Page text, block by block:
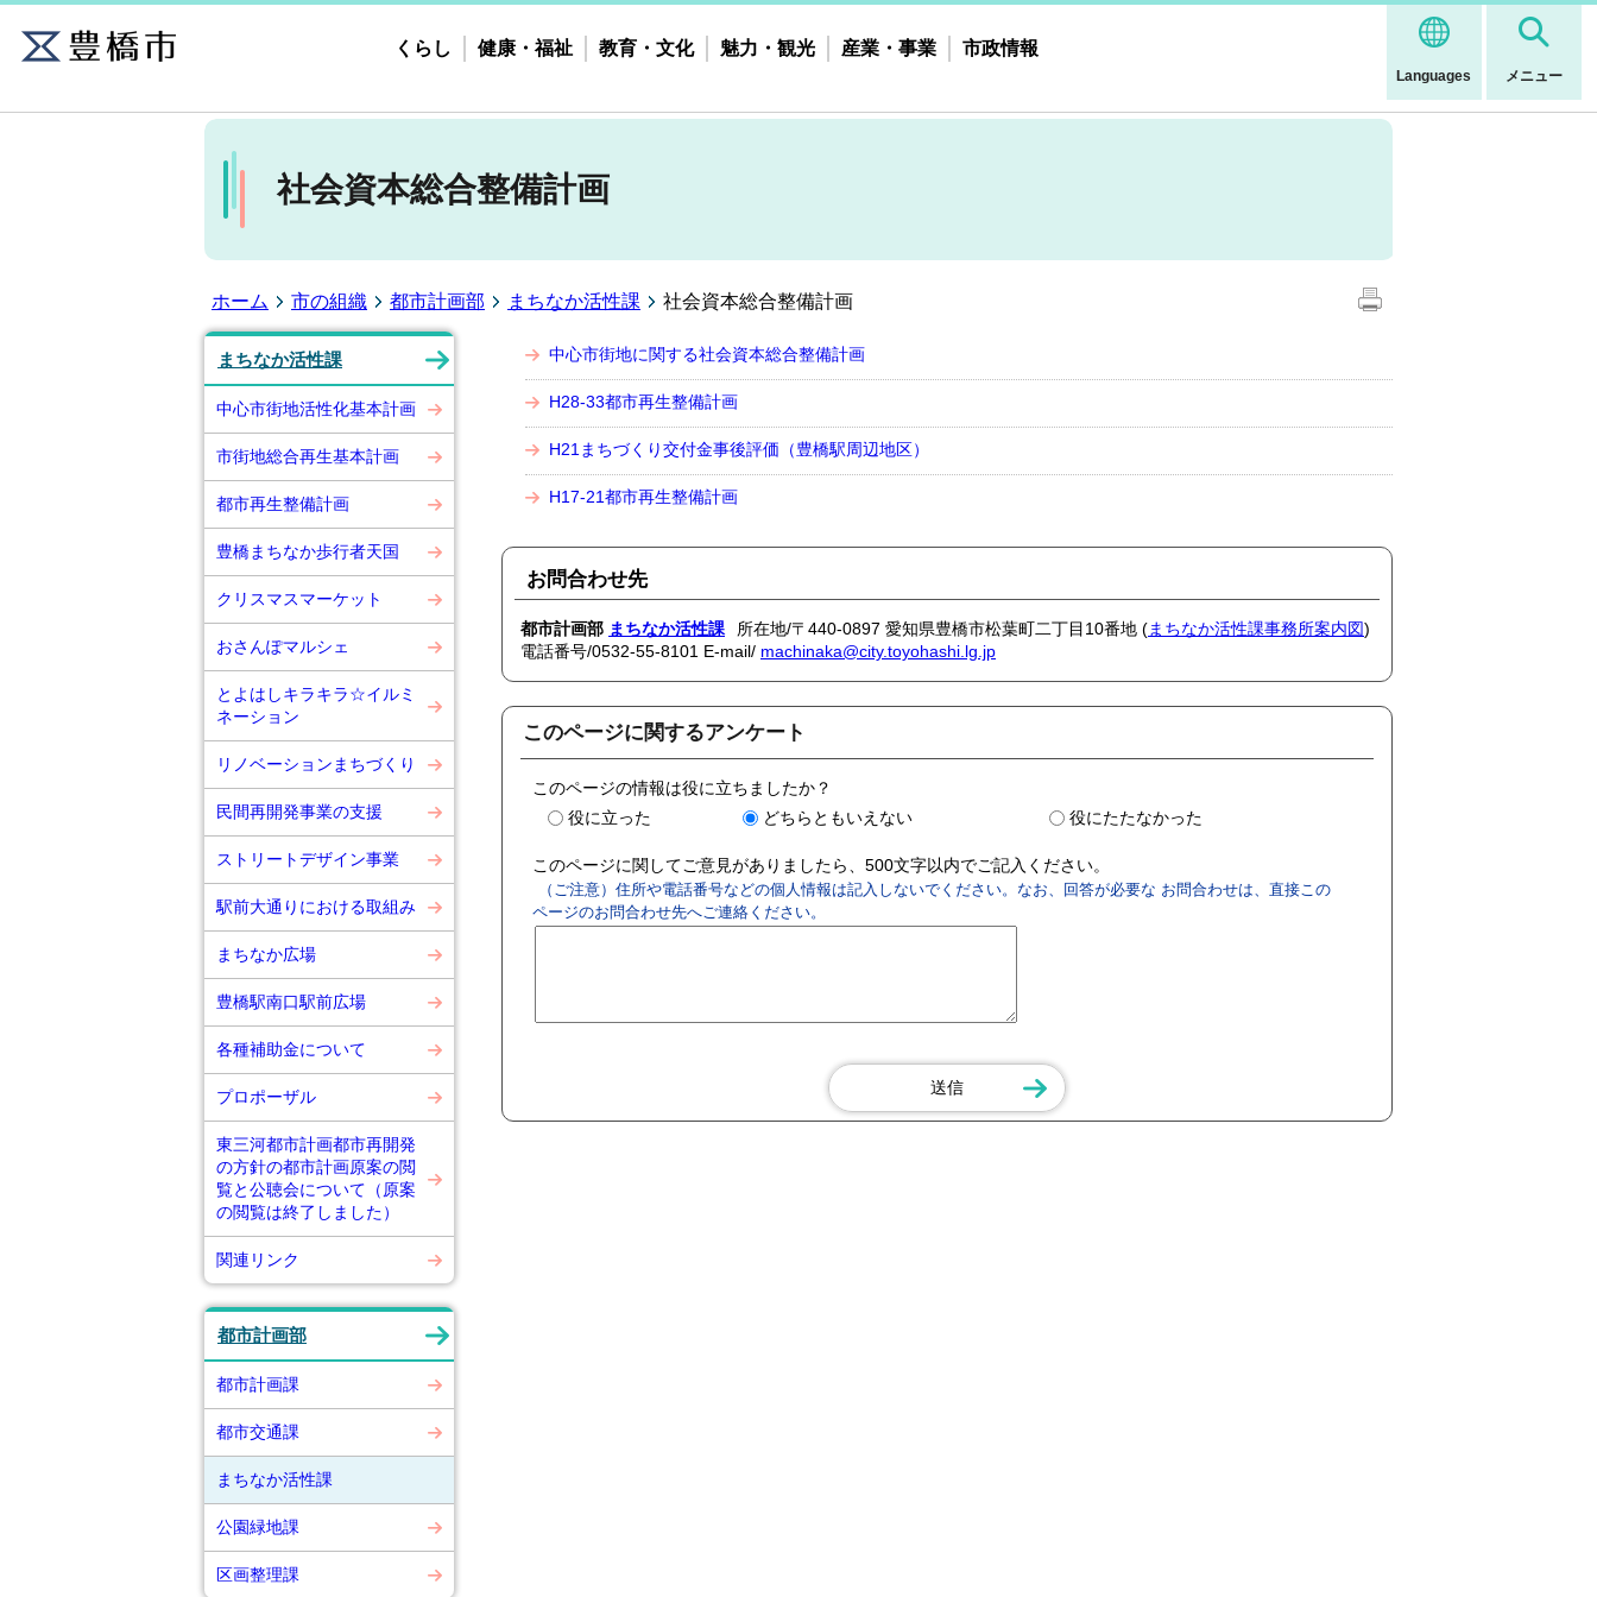
Languages メニュー
くらし 健康・福祉 教育・文化 魅力・観光 産業・事業 市政情報
社会資本総合整備計画
ホーム 市の組織 都市計画部 まちなか活性課 社会資本総合整備計画
まちなか活性課
中心市街地活性化基本計画
市街地総合再生基本計画
都市再生整備計画
豊橋まちなか歩行者天国
クリスマスマーケット
おさんぽマルシェ
とよはしキラキラ☆イルミ
ネーション
リノベーションまちづくり
民間再開発事業の支援
ストリートデザイン事業
駅前大通りにおける取組み
まちなか広場
豊橋駅南口駅前広場
各種補助金について
プロポーザル
東三河都市計画都市再開発
の方針の都市計画原案の閲
覧と公聴会について（原案
の閲覧は終了しました）
関連リンク
都市計画部
都市計画課
都市交通課
まちなか活性課
公園緑地課
区画整理課
中心市街地に関する社会資本総合整備計画
H28-33都市再生整備計画
H21まちづくり交付金事後評価（豊橋駅周辺地区）
H17-21都市再生整備計画
お問合わせ先
都市計画部 まちなか活性課 所在地/〒440-0897 愛知県豊橋市松葉町二丁目10番地 (まちなか活性課事務所案内図)
電話番号/0532-55-8101 E-mail/ machinaka@city.toyohashi.lg.jp
このページに関するアンケート
このページの情報は役に立ちましたか？
役に立った
どちらともいえない 役にたたなかった
このページに関してご意見がありましたら、500文字以内でご記入ください。
（ご注意）住所や電話番号などの個人情報は記入しないでください。なお、回答が必要な お問合わせは、直接この
ページのお問合わせ先へご連絡ください。